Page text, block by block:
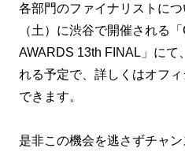
各部門のファイナリストに
（土）に渋谷で開催される
AWARDS 13th FINAL」にて
れる予定で、詳しくはオフ
できます。
是非この機会を逃さずチャン